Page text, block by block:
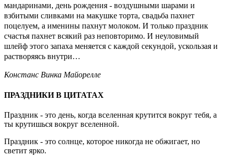
мандаринами, день рождения - воздушными шарами и
взбитыми сливками на макушке торта, свадьба пахнет
поцелуем, а именины пахнут молоком. И только праздник
счастья пахнет всякий раз неповторимо. И неуловимый
шлейф этого запаха меняется с каждой секундой, ускользая и
растворяясь внутри…
Констанс Винка Майорелле
ПРАЗДНИКИ В ЦИТАТАХ
Праздник - это день, когда вселенная крутится вокруг тебя, а
ты крутишься вокруг вселенной.
Праздник - это солнце, которое никогда не обжигает, но
светит ярко.